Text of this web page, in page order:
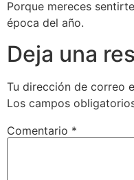
Porque mereces
época del año.
Deja una
Tu dirección de correo
Los campos
Comentario *